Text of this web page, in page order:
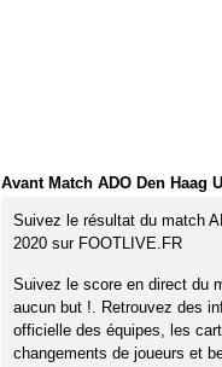
Avant Match ADO Den Haag
Suivez le résultat du match
2020 sur FOOTLIVE.FR
Suivez le score en direct du
aucun but !. Retrouvez des
officielle des équipes, les
changements de joueurs et